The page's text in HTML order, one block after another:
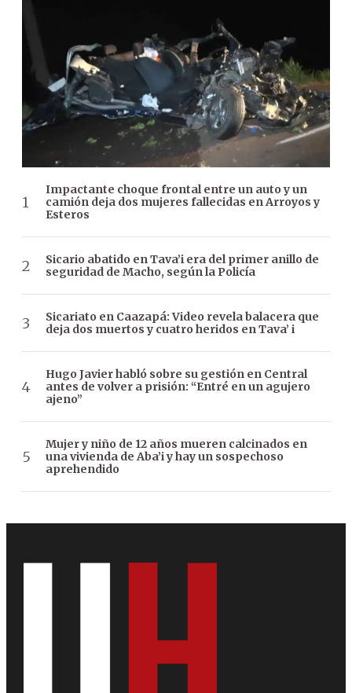
Impactante choque frontal entre un auto y un
camión deja dos mujeres fallecidas en Arroyos y
Esteros
Sicario abatido en Tava’i era del primer anillo de
seguridad de Macho, según la Policía
Sicariato en Caazapá: Video revela balacera que
deja dos muertos y cuatro heridos en Tava’ i
Hugo Javier habló sobre su gestión en Central
antes de volver a prisión: “Entré en un agujero
ajeno”
Mujer y niño de 12 años mueren calcinados en
una vivienda de Aba’i y hay un sospechoso
aprehendido